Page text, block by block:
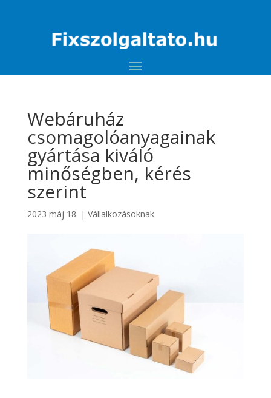
Webáruház
csomagolóanyagainak
gyártása kiváló
minőségben, kérés
szerint
2023 máj 18. | Vállalkozásoknak